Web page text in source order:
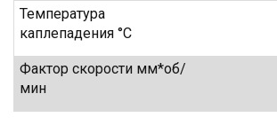
Температура
каплепадения °C
Фактор скорости мм*об/
мин